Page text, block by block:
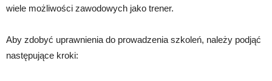
wiele możliwości zawodowych jako trener.
Aby zdobyć uprawnienia do prowadzenia szkoleń, należy podjąć
następujące kroki: